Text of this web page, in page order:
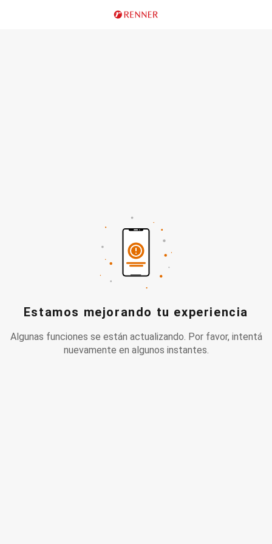
Estamos mejorando tu experiencia
Algunas funciones se están actualizando. Por favor, intentá
nuevamente en algunos instantes.